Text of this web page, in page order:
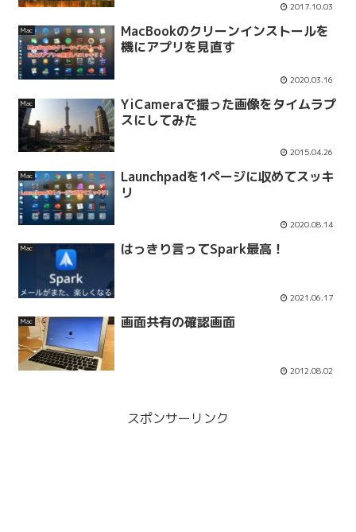
2017.10.03
Mac
MacBookのクリーンインストールを
機にアプリを見直す
2020.03.16
Mac
YiCameraで撮った画像をタイムラプ
スにしてみた
2015.04.26
Mac
Launchpadを1ページに収めてスッキ
リ
2020.08.14
Mac はっきり言ってSpark最高！
2021.06.17
Mac 画面共有の確認画面
2012.08.02
スポンサーリンク